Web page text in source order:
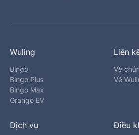
Wuling
Bingo
Bingo Plus
Bingo Max
Grango EV
Liên
Về
Về
Dịch vụ Điều